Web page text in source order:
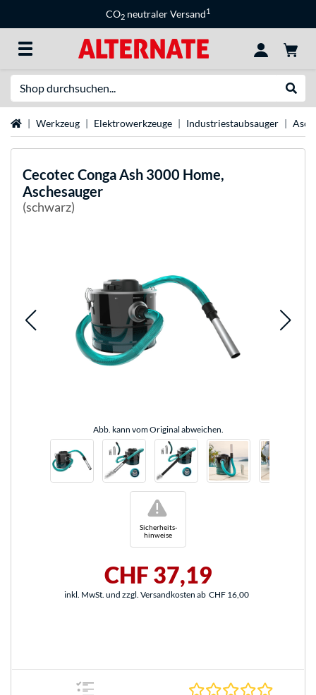
CO2 neutraler Versand1
StartseiteWerkzeug Elektrowerkzeuge Industriestaubsauger
Cecotec Conga Ash 3000 Home,
Aschesauger
(schwarz)
Abb. kann vom Original abweichen.
Sicherheits-
hinweise
!
CHF 37,19
inkl. MwSt. und zzgl. Versandkosten ab CHF 16,00